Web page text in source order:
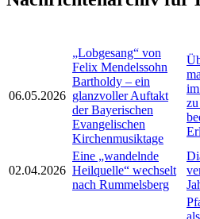
06.05.2026
„Lobgesang“ von
Felix Mendelssohn
Bartholdy – ein
glanzvoller Auftakt
der Bayerischen
Evangelischen
Kirchenmusiktage
02.04.2026
Eine „wandelnde
Heilquelle“ wechselt
nach Rummelsberg